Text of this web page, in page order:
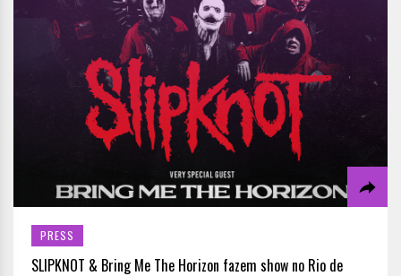
PRESS
SLIPKNOT & Bring Me The Horizon fazem show no Rio de